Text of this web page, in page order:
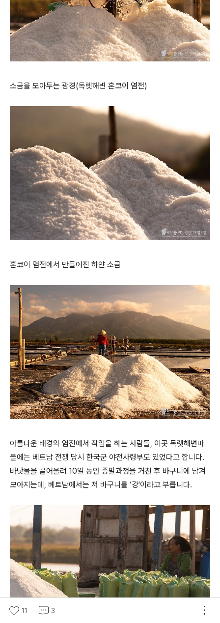
소금을 모아두는 광경(독렛해변 혼코이 염전)
혼코이 염전에서 만들어진 하얀 소금
아름다운 배경의 염전에서 작업을 하는 사람들, 이곳 독렛해변마
을에는 베트남 전쟁 당시 한국군 야전사령부도 있었다고 합니다.
바닷물을 끌어올려 10일 동안 증발과정을 거친 후 바구니에 담겨
모아지는데, 베트남에서는 저 바구니를 ‘강'이라고 부릅니다.
11 3